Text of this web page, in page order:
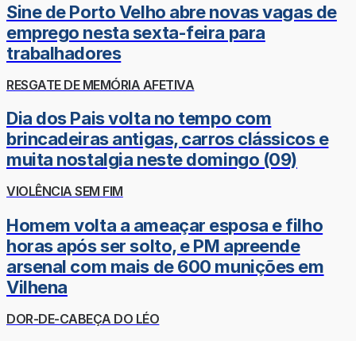
Sine de Porto Velho abre novas vagas de
emprego nesta sexta-feira para
trabalhadores
RESGATE DE MEMÓRIA AFETIVA
Dia dos Pais volta no tempo com
brincadeiras antigas, carros clássicos e
muita nostalgia neste domingo (09)
VIOLÊNCIA SEM FIM
Homem volta a ameaçar esposa e filho
horas após ser solto, e PM apreende
arsenal com mais de 600 munições em
Vilhena
DOR-DE-CABEÇA DO LÉO